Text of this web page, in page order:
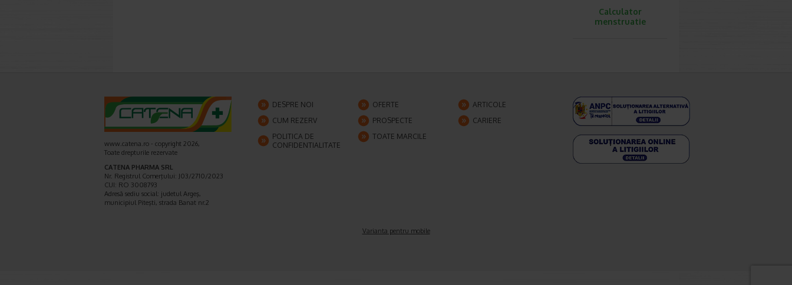
Calculator
menstruatie
www.catena.ro - copyright 2026,
Toate drepturile rezervate
CATENA PHARMA SRL
Nr. Registrul Comerţului: J03/2710/2023
CUI: RO 3008793
Adresă sediu social: judetul Argeş,
municipiul Piteşti, strada Banat nr.2
DESPRE NOI OFERTE
ARTICOLE
CUM REZERV
PROSPECTE
CARIERE
POLITICA DE
CONFIDENTIALITATE
TOATE MARCILE
Varianta pentru mobile